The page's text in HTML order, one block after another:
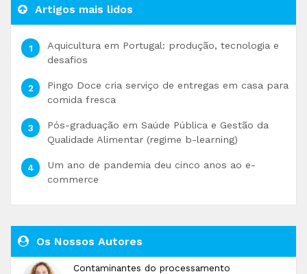
Artigos mais lidos
Aquicultura em Portugal: produção, tecnologia e
desafios
Pingo Doce cria serviço de entregas em casa para
comida fresca
Pós-graduação em Saúde Pública e Gestão da
Qualidade Alimentar (regime b-learning)
Um ano de pandemia deu cinco anos ao e-
commerce
Os Nossos Autores
Contaminantes do processamento